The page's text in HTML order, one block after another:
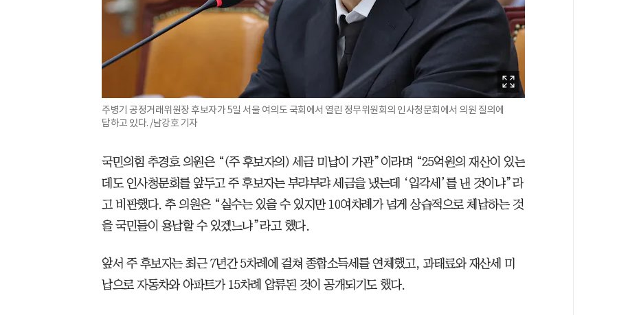
주병기 공정거래위원장 후보자가 5일 서울 여의도 국회에서 열린 정무위원회의 인사청문회에서 의원 질의에
답하고 있다. /남강호 기자
국민의힘 추경호 의원은 “(주 후보자의) 세금 미납이 가관”이라며 “25억원의 재산이 있는
데도 인사청문회를 앞두고 주 후보자는 부랴부랴 세금을 냈는데 ‘입각세’를 낸 것이냐”라
고 비판했다. 추 의원은 “실수는 있을 수 있지만 10여차례가 넘게 상습적으로 체납하는 것
을 국민들이 용납할 수 있겠느냐”라고 했다.
앞서 주 후보자는 최근 7년간 5차례에 걸쳐 종합소득세를 연체했고, 과태료와 재산세 미
납으로 자동차와 아파트가 15차례 압류된 것이 공개되기도 했다.